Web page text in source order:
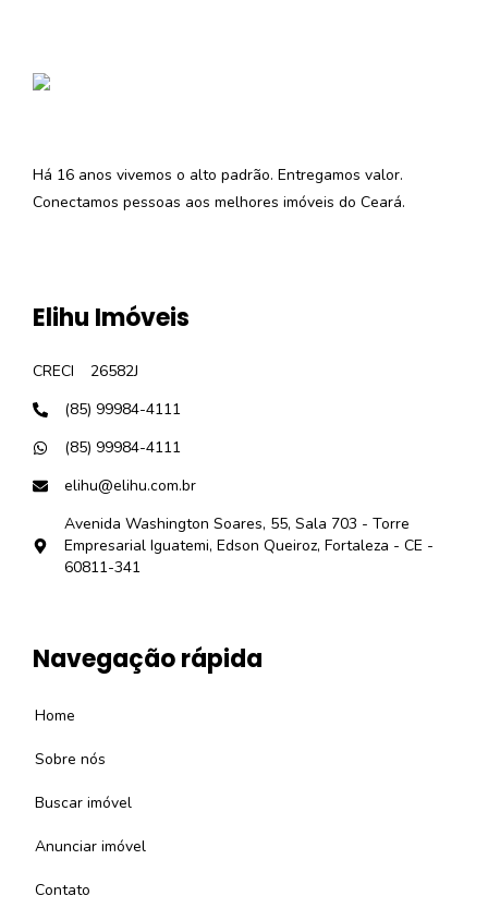
Há 16 anos vivemos o alto padrão. Entregamos valor.
Conectamos pessoas aos melhores imóveis do Ceará.
Elihu Imóveis
CRECI
26582J
(85) 99984-4111
(85) 99984-4111
elihu@elihu.com.br
Avenida Washington Soares, 55, Sala 703 - Torre
Empresarial Iguatemi, Edson Queiroz, Fortaleza - CE -
60811-341
Navegação rápida
Home
Sobre nós
Buscar imóvel
Anunciar imóvel
Contato